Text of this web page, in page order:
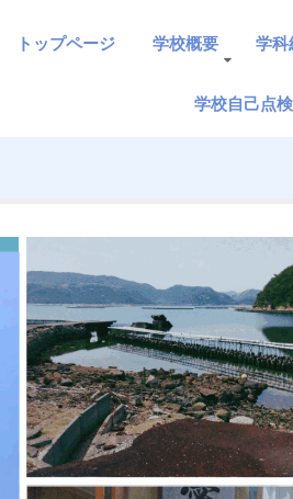
トップページ 学校概要 学
学校自己点